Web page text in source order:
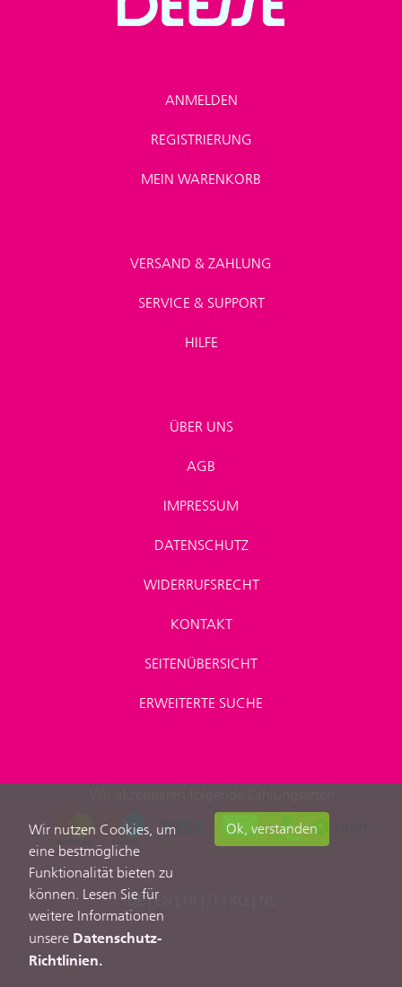
ANMELDEN
REGISTRIERUNG
MEIN WARENKORB
VERSAND & ZAHLUNG
SERVICE & SUPPORT
HILFE
ÜBER UNS
AGB
IMPRESSUM
DATENSCHUTZ
WIDERRUFSRECHT
KONTAKT
SEITENÜBERSICHT
ERWEITERTE SUCHE
DE|EN
Wir nutzen Cookies, um
eine bestmögliche
Funktionalität bieten zu
können. Lesen Sie für
weitere Informationen
unsere Datenschutz-
Richtlinien.
Ok, verstanden